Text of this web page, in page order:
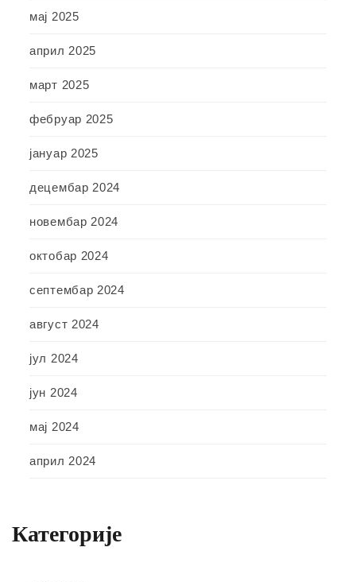
мај 2025
април 2025
март 2025
фебруар 2025
јануар 2025
децембар 2024
новембар 2024
октобар 2024
септембар 2024
август 2024
јул 2024
јун 2024
мај 2024
април 2024
Категорије